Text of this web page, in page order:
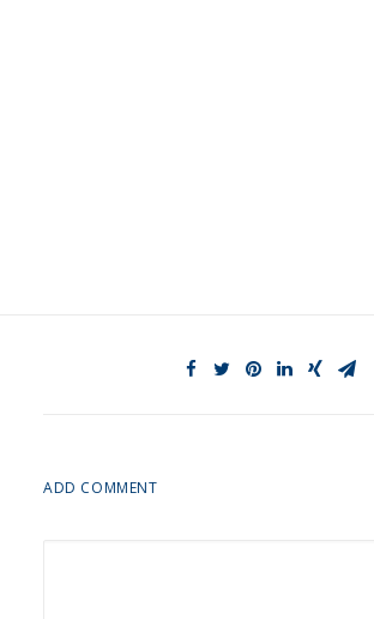
ADD COMMENT